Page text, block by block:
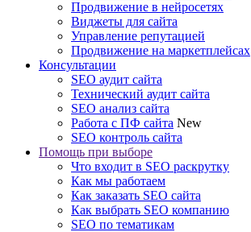
Продвижение в нейросетях
Виджеты для сайта
Управление репутацией
Продвижение на маркетплейсах
Консультации
SEO аудит сайта
Технический аудит сайта
SEO анализ сайта
Работа с ПФ сайта New
SEO контроль сайта
Помощь при выборе
Что входит в SEO раскрутку
Как мы работаем
Как заказать SEO сайта
Как выбрать SEO компанию
SEO по тематикам